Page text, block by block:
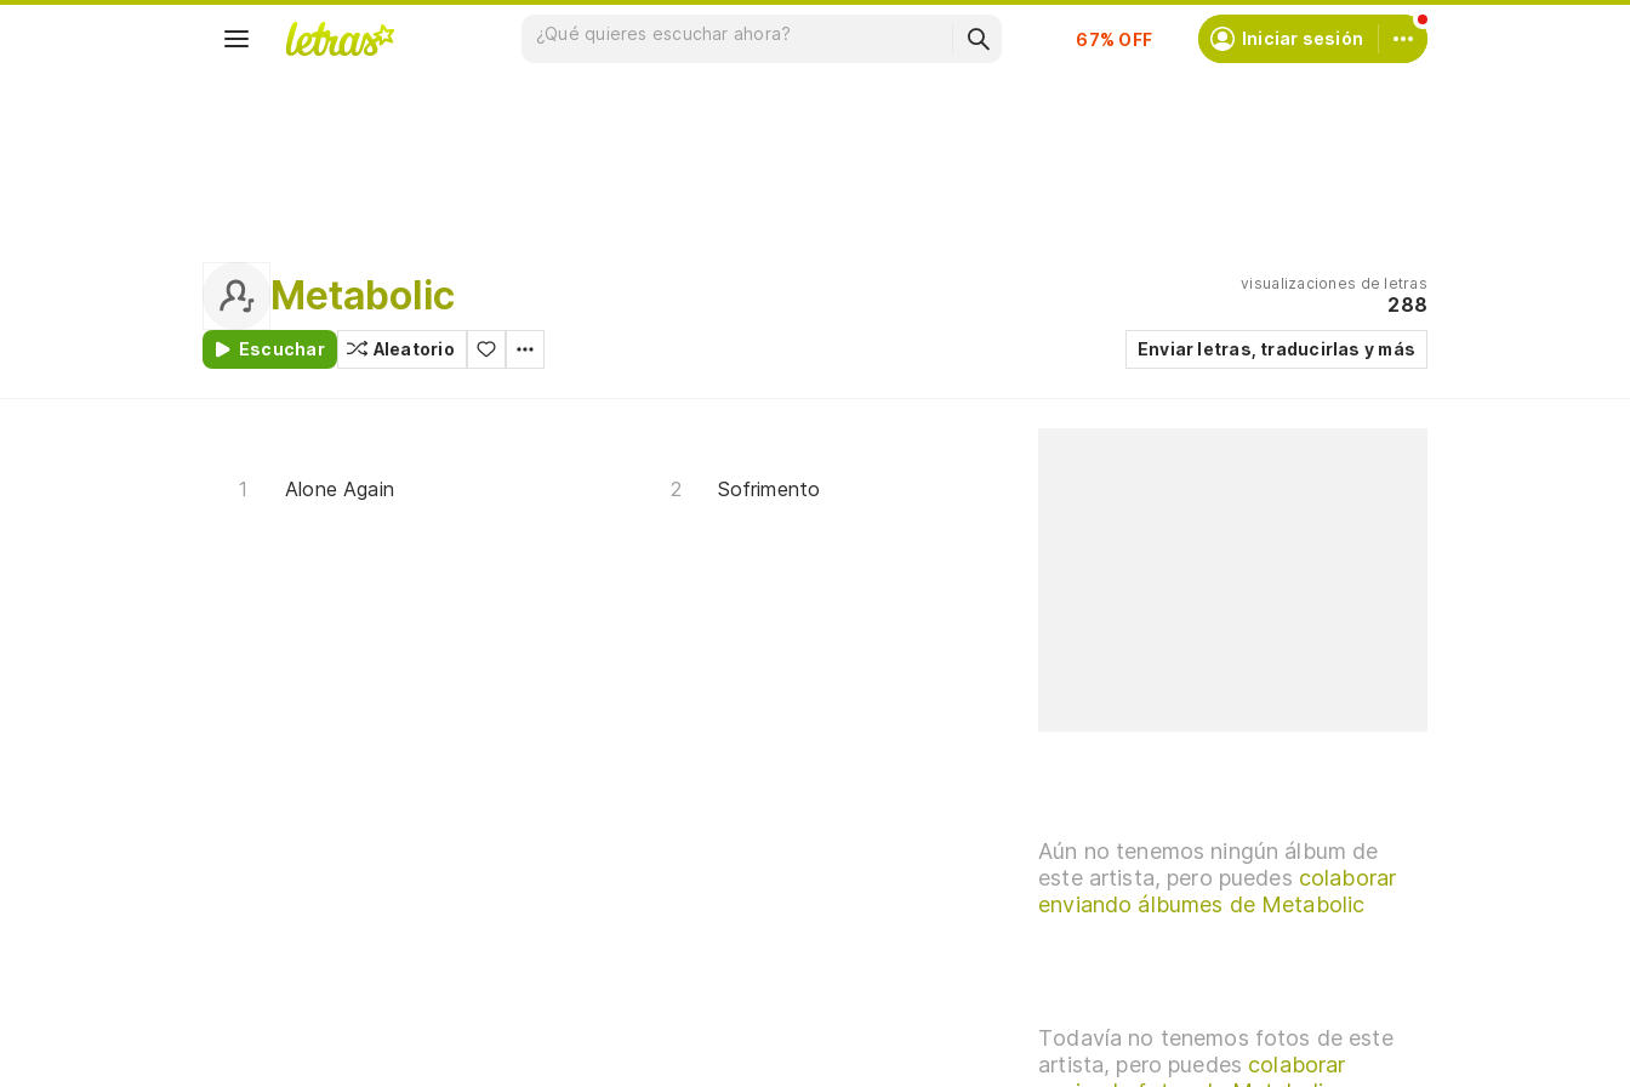
Suscríbete
Iniciar sesión
Metabolic
Escuchar Aleatorio
visualizaciones de letras
288
Enviar letras, traducirlas y más
Alone Again Sofrimento
Aún no tenemos ningún álbum de
este artista, pero puedes colaborar
enviando álbumes de Metabolic
Todavía no tenemos fotos de este
artista, pero puedes colaborar